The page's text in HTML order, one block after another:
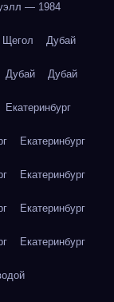
— 1984
Щегол Дубай
Дубай Дубай
Екатеринбург
Екатеринбург
Екатеринбург
Екатеринбург
Екатеринбург